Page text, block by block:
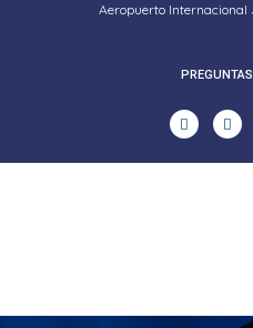
Aeropuerto Internacional